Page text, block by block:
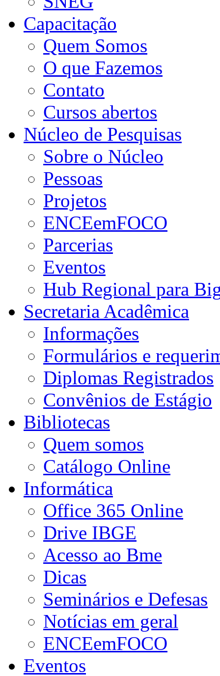
Capacitação
Quem Somos
O que Fazemos
Contato
Cursos abertos
Núcleo de Pesquisas
Sobre o Núcleo
Pessoas
Projetos
ENCEemFOCO
Parcerias
Eventos
Hub Regional para
Secretaria Acadêmica
Informações
Formulários e
Diplomas Registrados
Convênios de Estágio
Bibliotecas
Quem somos
Catálogo Online
Informática
Office 365 Online
Drive IBGE
Acesso ao Bme
Dicas
Seminários e Defesas
Notícias em geral
ENCEemFOCO
Eventos